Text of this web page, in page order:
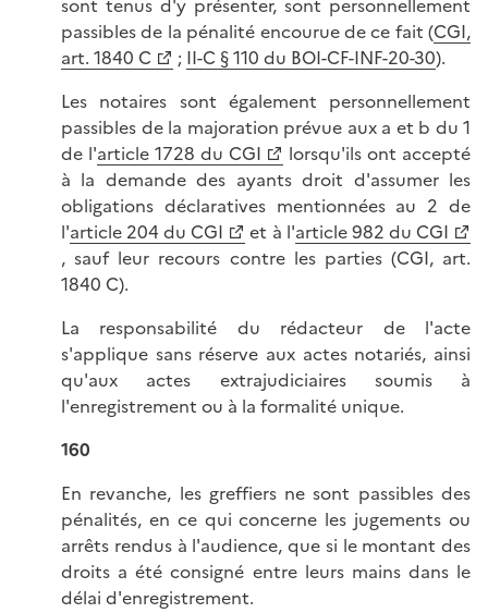
sont tenus d'y présenter, sont personnellement
passibles de la pénalité encourue de ce fait (CGI,
art. 1840 C
; II-C § 110 du BOI-CF-INF-20-30).
Les notaires sont également personnellement
passibles de la majoration prévue aux a et b du 1
de l'article 1728 du CGI
lorsqu'ils ont accepté
à la demande des ayants droit d'assumer les
obligations déclaratives mentionnées au 2 de
l'article 204 du CGI et à l'article 982 du CGI
, sauf leur recours contre les parties (CGI, art.
1840 C).
La responsabilité du rédacteur de l'acte
s'applique sans réserve aux actes notariés, ainsi
qu'aux actes extrajudiciaires soumis à
l'enregistrement ou à la formalité unique.
160
En revanche, les greffiers ne sont passibles des
pénalités, en ce qui concerne les jugements ou
arrêts rendus à l'audience, que si le montant des
droits a été consigné entre leurs mains dans le
délai d'enregistrement.